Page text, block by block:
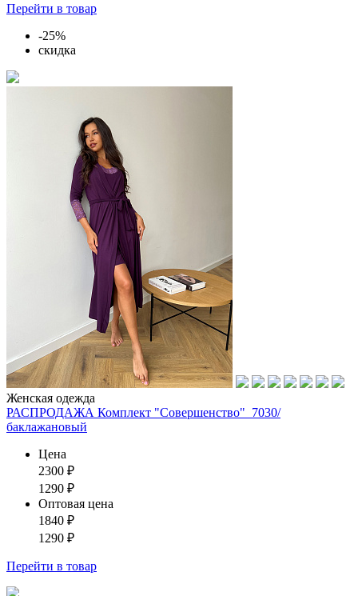
Перейти в товар
-25%
скидка
Женская одежда
РАСПРОДАЖА Комплект "Совершенство"_7030/
баклажановый
Цена
2300 ₽
1290 ₽
Оптовая цена
1840 ₽
1290 ₽
Перейти в товар